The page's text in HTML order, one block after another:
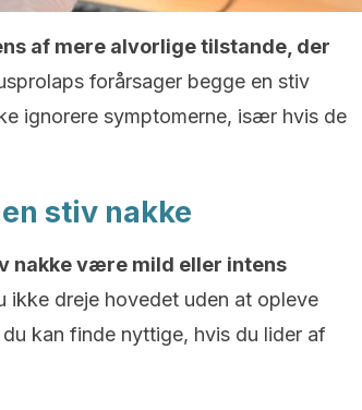
af mere alvorlige tilstande, der
forårsager begge en stiv
ignorere symptomerne, især hvis de
stiv nakke
nakke være mild eller intens
dreje hovedet uden at opleve
kan finde nyttige, hvis du lider af